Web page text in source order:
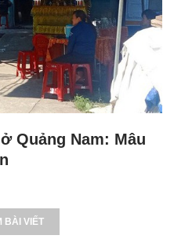
Quảng Nam: Mâu
BÀI VIẾT